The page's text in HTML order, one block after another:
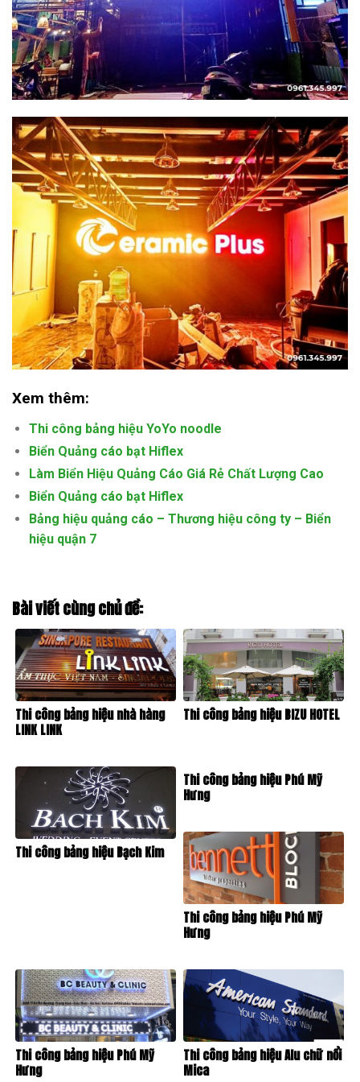
Xem thêm:
Thi công bảng hiệu YoYo noodle
Biển Quảng cáo bạt Hiflex
Làm Biển Hiệu Quảng Cáo Giá Rẻ Chất Lượng Cao
Biển Quảng cáo bạt Hiflex
Bảng hiệu quảng cáo – Thương hiệu công ty – Biển
hiệu quận 7
Bài viết cùng chủ đề:
Thi công bảng hiệu nhà hàng
LINK LINK
Thi công bảng hiệu BIZU HOTEL
Thi công bảng hiệu Bạch Kim
Thi công bảng hiệu Phú Mỹ
Hưng
Thi công bảng hiệu Phú Mỹ
Hưng
Thi công bảng hiệu Phú Mỹ
Hưng
Thi công bảng hiệu Alu chữ nổi
Mica